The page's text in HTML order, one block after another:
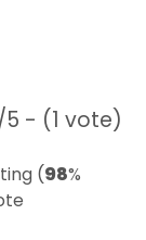
5 - (1 vote)
(98%